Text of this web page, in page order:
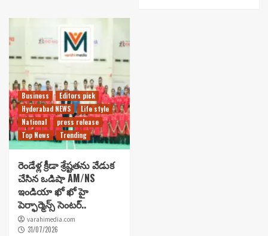
Business
Editors pick
Hyderabad NEWS
Life style
National
press release
Top News
Trending
రెండేళ్ల క్రీడా శ్రేష్టతను వేడుక
చేసిన ఒడిషా AM/NS
ఇండియా ఖో ఖో హై
పెర్ఫార్మెన్స్ సెంటర్..
varahimedia.com
31/07/2026